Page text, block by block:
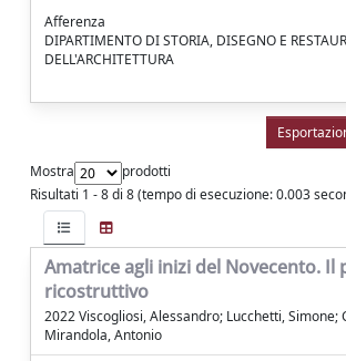
Afferenza
DIPARTIMENTO DI STORIA, DISEGNO E
DELL'ARCHITETTURA
Mostra
prodotti
Risultati 1 - 8 di 8 (tempo di esecuzione: 0.003
Amatrice agli inizi del Novecento. Il
ricostruttivo
2022 Viscogliosi, Alessandro; Lucchetti, Simone;
Mirandola, Antonio